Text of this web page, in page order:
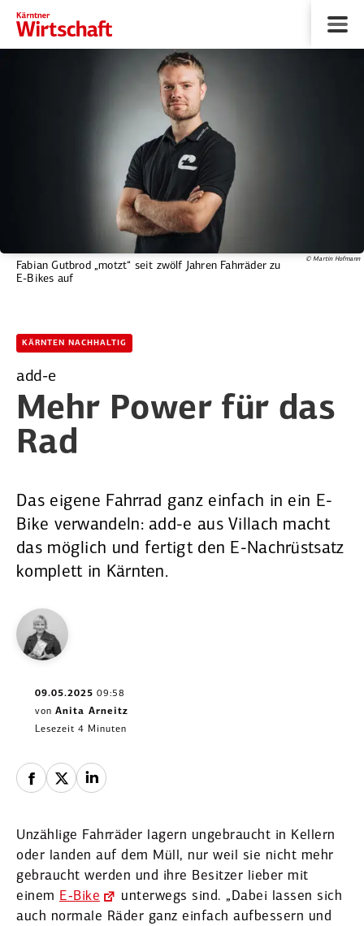
Fabian Gutbrod „motzt“ seit zwölf Jahren Fahrräder zu
E-Bikes auf
© Martin Hofmann
KÄRNTEN NACHHALTIG
add-e
Mehr Power für das
Rad
Das eigene Fahrrad ganz einfach in ein E-
Bike verwandeln: add-e aus Villach macht
das möglich und fertigt den E-Nachrüstsatz
komplett in Kärnten.
09.05.2025 09:58
von Anita Arneitz
Lesezeit 4 Minuten
Unzählige Fahrräder lagern ungebraucht in Kellern
oder landen auf dem Müll, nur weil sie nicht mehr
gebraucht werden und ihre Besitzer lieber mit
einem E‑Bike
unterwegs sind. „Dabei lassen sich
auch normale Räder ganz einfach aufbessern und